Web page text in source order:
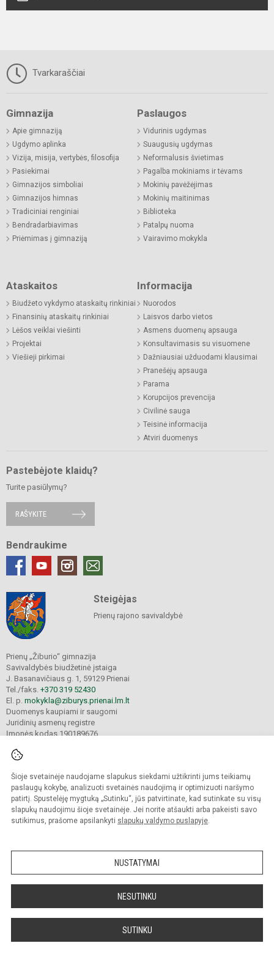
Šioje svetainėje naudojame slapukus siekdami užtikrinti jums teikiamų
paslaugų kokybę, analizuoti svetainės naudojimą ir optimizuoti naršymo
patirtį. Spustelėję mygtuką „Sutinku“, jūs patvirtinate, kad sutinkate su visų
slapukų naudojimu šioje svetainėje. Jei norite atšaukti arba pakeisti savo
sutikimus, prašome apsilankyti slapukų valdymo puslapyje.
NUSTATYMAI
NESUTINKU
SUTINKU
Tvarkaraščiai
Gimnazija
Apie gimnaziją
Ugdymo aplinka
Vizija, misija, vertybės, filosofija
Pasiekimai
Gimnazijos simboliai
Gimnazijos himnas
Tradiciniai renginiai
Bendradarbiavimas
Priėmimas į gimnaziją
Paslaugos
Vidurinis ugdymas
Suaugusių ugdymas
Neformalusis švietimas
Pagalba mokiniams ir tėvams
Mokinių pavėžėjimas
Mokinių maitinimas
Biblioteka
Patalpų nuoma
Vairavimo mokykla
Ataskaitos
Biudžeto vykdymo ataskaitų rinkiniai
Finansinių ataskaitų rinkiniai
Lėšos veiklai viešinti
Projektai
Viešieji pirkimai
Informacija
Nuorodos
Laisvos darbo vietos
Asmens duomenų apsauga
Konsultavimasis su visuomene
Dažniausiai užduodami klausimai
Pranešėjų apsauga
Parama
Korupcijos prevencija
Civilinė sauga
Teisinė informacija
Atviri duomenys
Pastebėjote klaidų?
Turite pasiūlymų?
RAŠYKITE
Bendraukime
Steigėjas
Prienų rajono savivaldybė
Prienų „Žiburio“ gimnazija
Savivaldybės biudžetinė įstaiga
J. Basanavičiaus g. 1, 59129 Prienai
Tel./faks. +370 319 52430
El. p. mokykla@ziburys.prienai.lm.lt
Duomenys kaupiami ir saugomi
Juridinių asmenų registre
Įmonės kodas 190189676
© 2023 Prienų "Žiburio" gimnazija. Visos teisės saugomos.
Kopijuoti turinį be raštiško gimnazijos sutikimo griežtai draudžiama.
Versija neįgaliesiems Slapukų politika
Sumanus būdas atnaujinti